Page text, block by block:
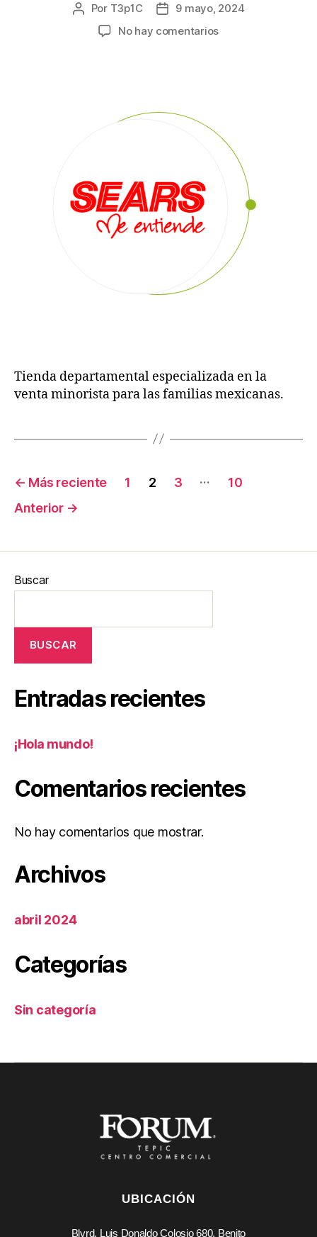
Por T3p1C
9 mayo, 2024
No hay comentarios
Tienda departamental especializada en la
venta minorista para las familias mexicanas.
← Más reciente 1 2 3 …
10
Anterior →
Buscar
BUSCAR
Entradas recientes
¡Hola mundo!
Comentarios recientes
No hay comentarios que mostrar.
Archivos
abril 2024
Categorías
Sin categoría
UBICACIÓN
Blvrd. Luis Donaldo Colosio 680, Benito